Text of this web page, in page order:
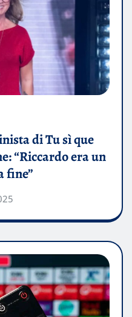
di Tu sì que
“Riccardo era un
fine”